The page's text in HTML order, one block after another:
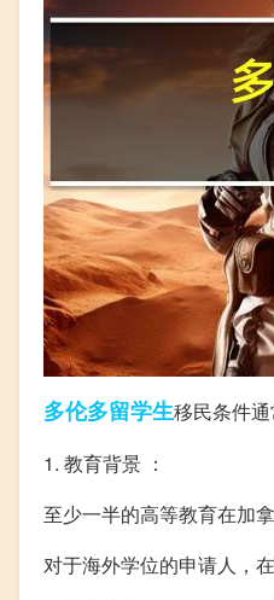
多伦多留学生移民条件通
1. 教育背景 ：
至少一半的高等教育在加
对于海外学位的申请人，